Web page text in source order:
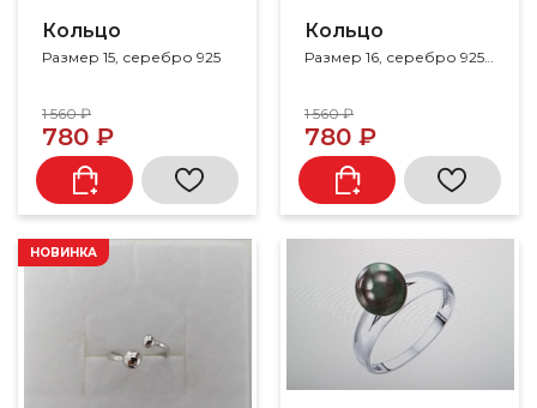
Кольцо
Размер 15, серебро 925
1 560 ₽
780 ₽
Кольцо
Размер 16, серебро 925, жемчуг
1 560 ₽
780 ₽
НОВИНКА